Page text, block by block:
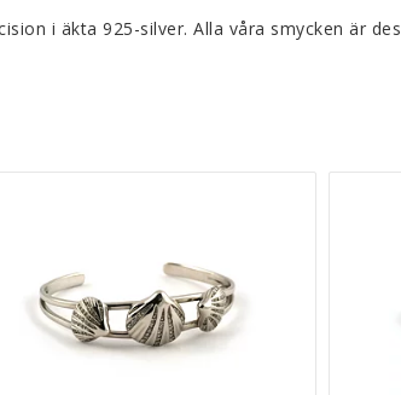
i äkta 925-silver. Alla våra smycken är